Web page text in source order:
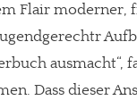
Flair moderner,
ausmacht“,
Dass dieser